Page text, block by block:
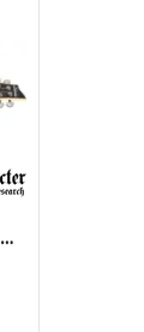
Schecter Omen Extreme-FR (STBLK)